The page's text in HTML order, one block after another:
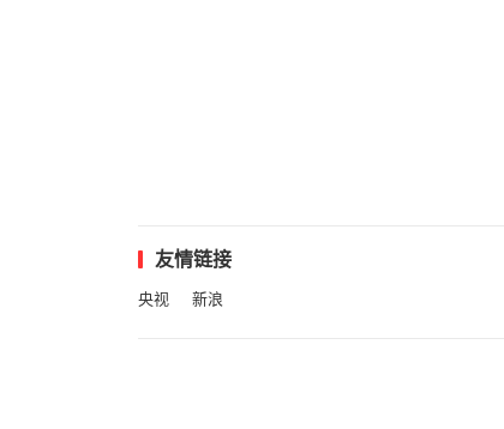
友情链接
央视 新浪